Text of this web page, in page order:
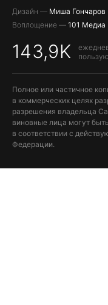
Дизайн — Миша Гончаров
Воплощение — 101 Медиа
143,9K
Полное или частичное
в коммерческих целях
разрешения владельца
виновные лица могут
в соответствии с
Федерации.